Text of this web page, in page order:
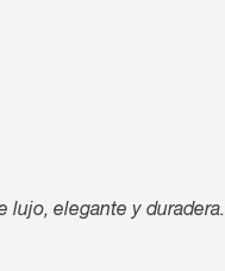
lujo, elegante y duradera.